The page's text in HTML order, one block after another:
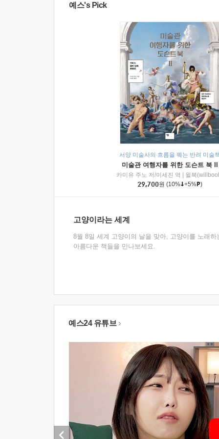
예스's Pick
서양 미술사의 흐름을 꿰는 반려 미술
미술관 여행자를 위한 도슨트 북 II
카미유 주노 저/이세진 역
윌북
29,700원 (10% +5% )
고양이라는 세계
8월 8일 세계 고양이의 날을 맞아, 고양이를 노래하
아름다운 책들을 만나보세요.
예스24 유튜브